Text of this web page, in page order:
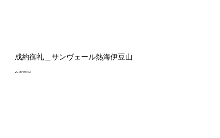
成約御礼＿サンヴェール熱海伊豆山
2025/06/02